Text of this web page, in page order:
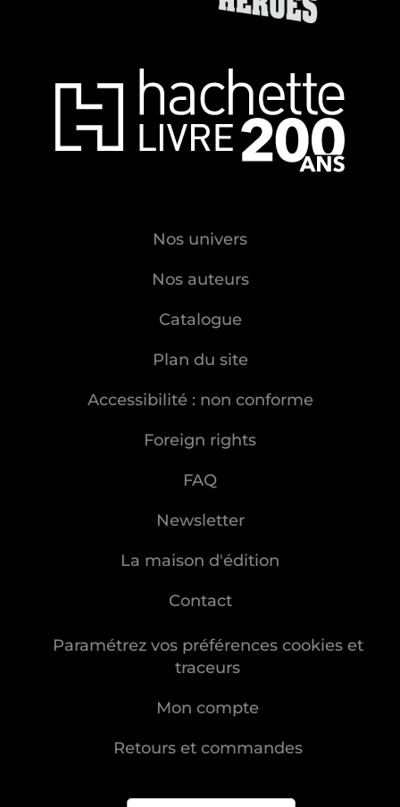
Nos univers
Nos auteurs
Catalogue
Plan du site
Accessibilité : non conforme
Foreign rights
FAQ
Newsletter
La maison d'édition
Contact
Paramétrez vos préférences cookies et
traceurs
Mon compte
Retours et commandes